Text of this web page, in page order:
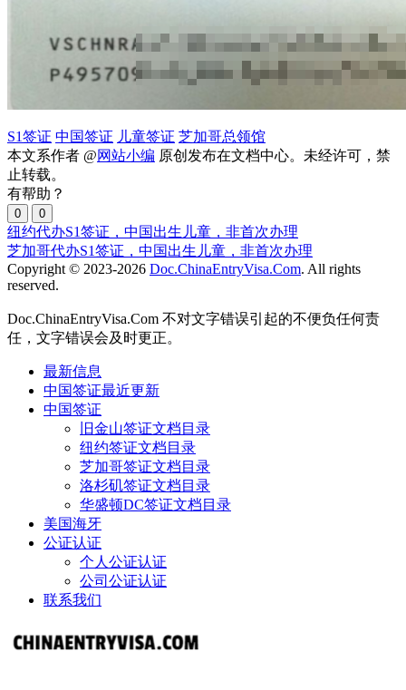
S1签证 中国签证 儿童签证 芝加哥总领馆
本文系作者 @网站小编 原创发布在文档中心。未经许可，禁
止转载。
有帮助？
0 0
纽约代办S1签证，中国出生儿童，非首次办理
芝加哥代办S1签证，中国出生儿童，非首次办理
Copyright © 2023-2026 Doc.ChinaEntryVisa.Com. All rights
reserved.
Doc.ChinaEntryVisa.Com 不对文字错误引起的不便负任何责
任，文字错误会及时更正。
最新信息
中国签证最近更新
中国签证
旧金山签证文档目录
纽约签证文档目录
芝加哥签证文档目录
洛杉矶签证文档目录
华盛顿DC签证文档目录
美国海牙
公证认证
个人公证认证
公司公证认证
联系我们